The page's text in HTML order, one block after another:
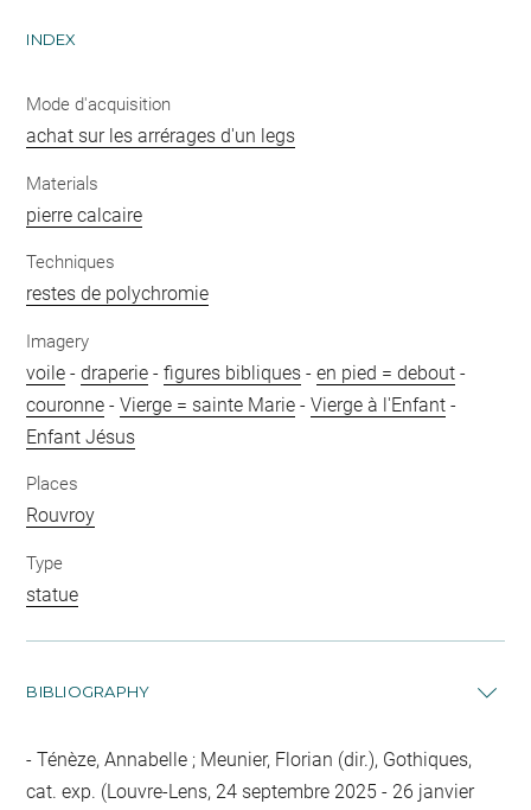
INDEX
Mode d'acquisition
achat sur les arrérages d'un legs
Materials
pierre calcaire
Techniques
restes de polychromie
Imagery
voile -draperie -figures bibliques -en pied = debout -
couronne -Vierge = sainte Marie -Vierge à l'Enfant -
Enfant Jésus
Places
Rouvroy
Type
statue
BIBLIOGRAPHY
Ténèze, Annabelle ; Meunier, Florian (dir.), Gothiques,
cat. exp. (Louvre-Lens, 24 septembre 2025 - 26 janvier